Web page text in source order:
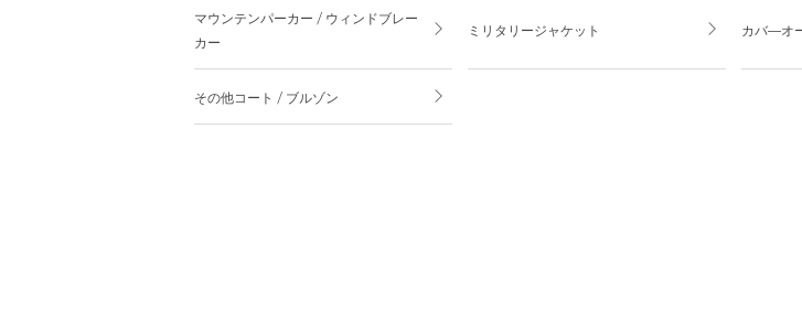
マウンテンパーカー / ウィンドブレー
カー
ミリタリージャケット カバ―オ
その他コート / ブルゾン